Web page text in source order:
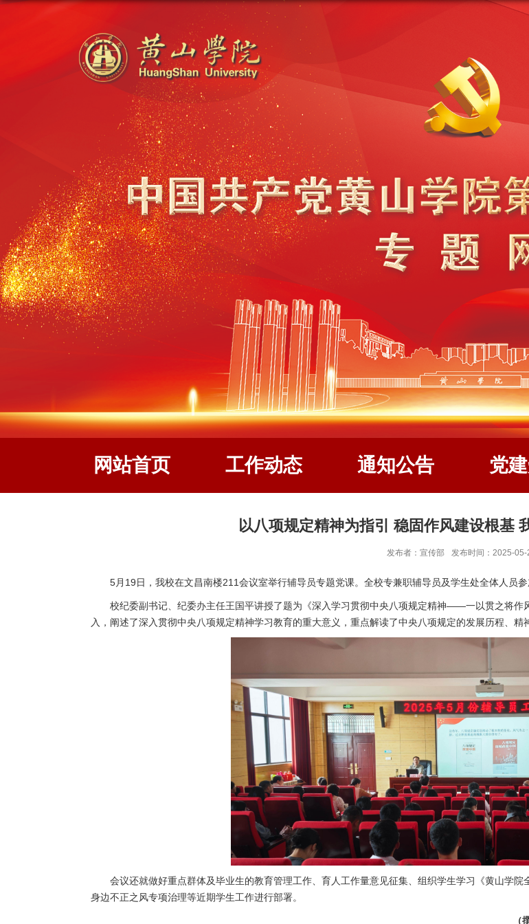
网站首页 工作动态 通知公告 党
以八项规定精神为指引 稳固作风建设根基
发布者：宣传部 发布时间：2025-05-
5月19日，我校在文昌南楼211会议室举行辅导员专题党课。全校专兼职辅导员及学生处全体人员参
校纪委副书记、纪委办主任王国平讲授了题为《深入学习贯彻中央八项规定精神——一以贯之将作
入，阐述了深入贯彻中央八项规定精神学习教育的重大意义，重点解读了中央八项规定的发展历程、精
会议还就做好重点群体及毕业生的教育管理工作、育人工作量意见征集、组织学生学习《黄山学
身边不正之风专项治理等近期学生工作进行部署。